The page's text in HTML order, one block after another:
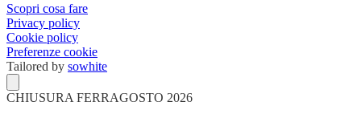
Scopri cosa fare
Privacy policy
Cookie policy
Preferenze cookie
Tailored by sowhite
CHIUSURA FERRAGOSTO 2026